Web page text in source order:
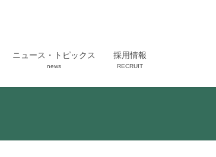
ニュース・トピックス
news
採用情報
RECRUIT